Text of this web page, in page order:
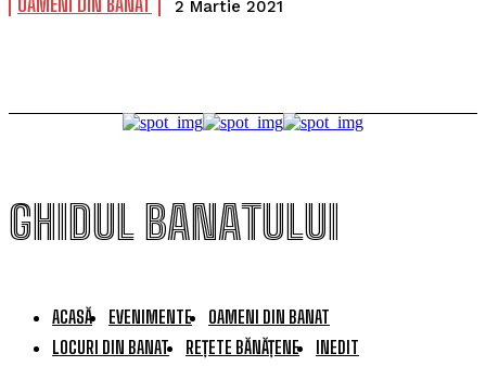
2 Martie 2021
GHIDUL BANATULUI
ACASĂ EVENIMENTE
OAMENI DIN BANAT
LOCURI DIN BANAT
REȚETE BĂNĂȚENE INEDIT